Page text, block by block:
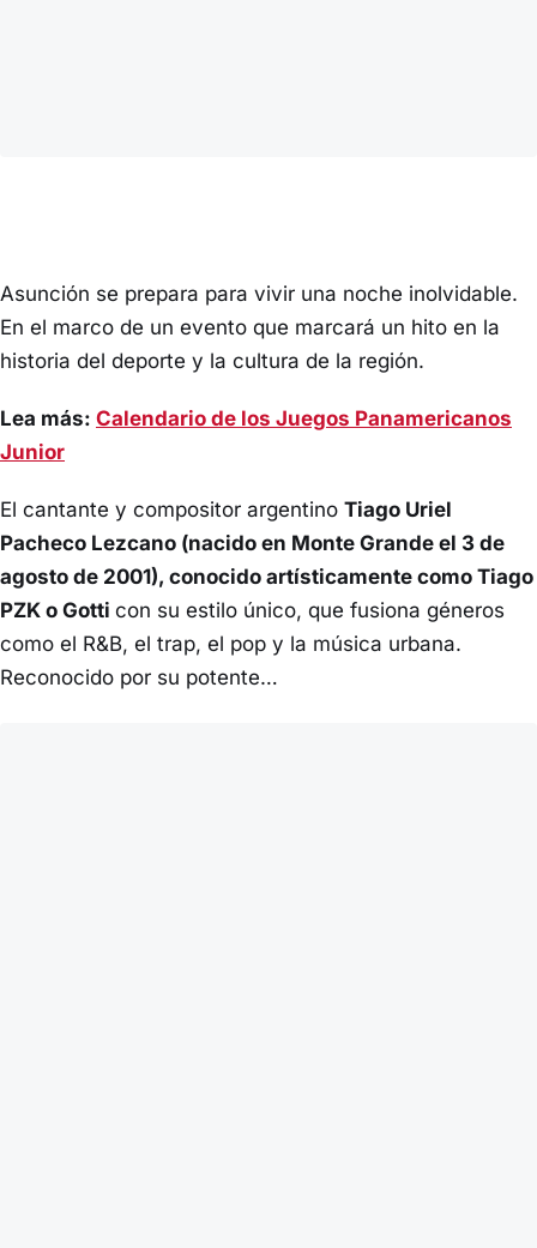
Asunción se prepara para vivir una noche inolvidable.
En el marco de un evento que marcará un hito en la
historia del deporte y la cultura de la región.
Lea más: Calendario de los Juegos Panamericanos
Junior
El cantante y compositor argentino Tiago Uriel
Pacheco Lezcano (nacido en Monte Grande el 3 de
agosto de 2001), conocido artísticamente como Tiago
PZK o Gotti con su estilo único, que fusiona géneros
como el R&B, el trap, el pop y la música urbana.
Reconocido por su potente…